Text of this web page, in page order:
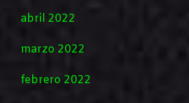
abril 2022
marzo 2022
febrero 2022